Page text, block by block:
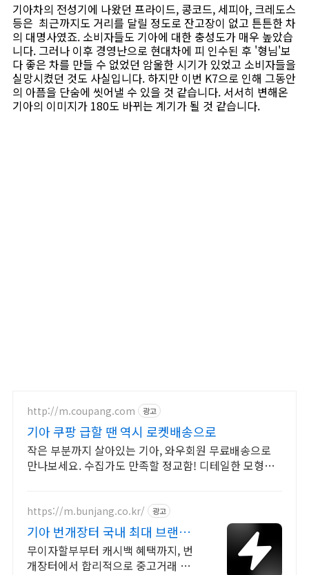
기아차의 전성기에 나왔던 프라이드, 콩코드, 세피아, 크레도스
등은 최근까지도 거리를 달릴 정도로 잔고장이 없고 튼튼한 차
의 대명사였죠. 소비자들도 기아에 대한 충성도가 매우 높았습
니다. 그러나 이후 경영난으로 현대차에 피 인수된 후 '형님'보
다 좋은 차를 만들 수 없었던 암울한 시기가 있었고 소비자들을
실망시켰던 것도 사실입니다. 하지만 이번 K7으로 인해 그동안
의 아픔을 단숨에 씻어낼 수 있을 것 같습니다. 서서히 변해온
기아의 이미지가 180도 바뀌는 계기가 될 것 같습니다.
http://m.coupang.com 광고
기아 쿠팡 급할 땐 역시 로켓배송으로
작은 부분까지 살아있는 기아, 와우회원 무료배송으로
만나보세요. 수집가도 만족할 정교함! 디테일한 모형을
https://m.bunjang.co.kr/ 광고
기아 번개장터 국내 최대 브랜드
중고거래
무이자할부부터 캐시백 혜택까지, 번
개장터에서 합리적으로 중고거래 하